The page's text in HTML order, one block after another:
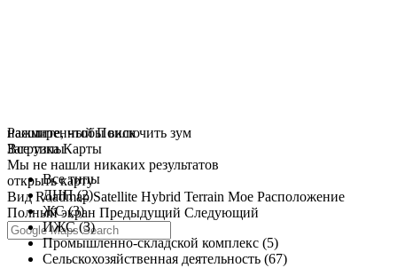
нажмите, чтобы включить зум
Загрузка Карты
Мы не нашли никаких результатов
открыть карту
Вид Roadmap Satellite Hybrid Terrain Мое Расположение
Полный экран Предыдущий Следующий
Расширенный Поиск
Все типы
Все типы
ДНП (2)
ЖС (3)
ИЖС (3)
Промышленно-складской комплекс (5)
Сельскохозяйственная деятельность (67)